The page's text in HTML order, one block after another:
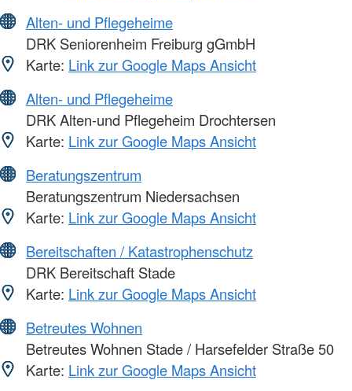
Alten- und Pflegeheime
DRK Seniorenheim Freiburg gGmbH
Karte: Link zur Google Maps Ansicht
Alten- und Pflegeheime
DRK Alten-und Pflegeheim Drochtersen
Karte: Link zur Google Maps Ansicht
Beratungszentrum
Beratungszentrum Niedersachsen
Karte: Link zur Google Maps Ansicht
Bereitschaften / Katastrophenschutz
DRK Bereitschaft Stade
Karte: Link zur Google Maps Ansicht
Betreutes Wohnen
Betreutes Wohnen Stade / Harsefelder Straße 50
Karte: Link zur Google Maps Ansicht